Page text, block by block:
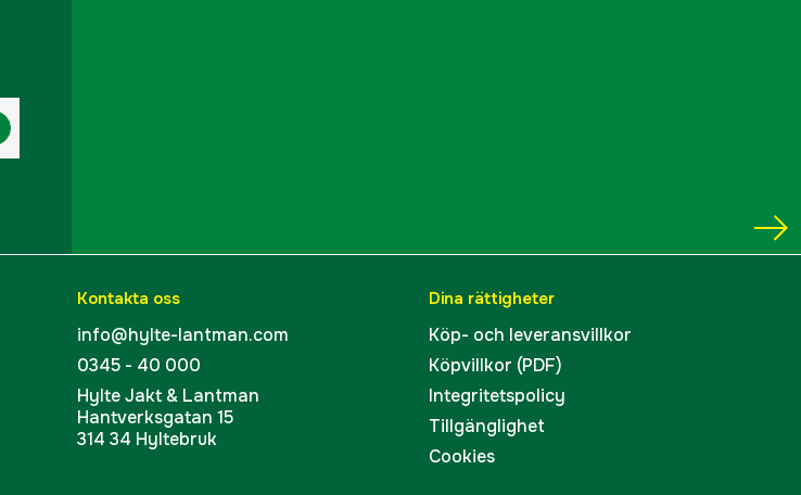
Kontakta oss
info@hylte-lantman.com
0345 - 40 000
Hylte Jakt & Lantman
Hantverksgatan 15
314 34 Hyltebruk
Dina rättigheter
Köp- och leveransvillkor
Köpvillkor (PDF)
Integritetspolicy
Tillgänglighet
Cookies